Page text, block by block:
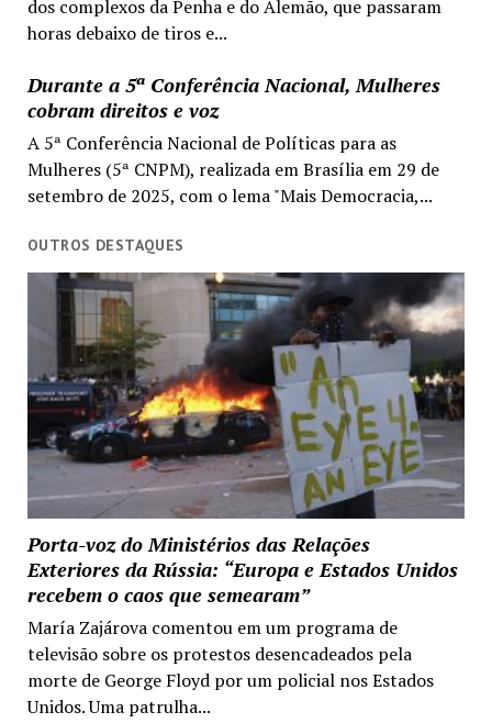
dos complexos da Penha e do Alemão, que passaram
horas debaixo de tiros e...
Durante a 5ª Conferência Nacional, Mulheres
cobram direitos e voz
A 5ª Conferência Nacional de Políticas para as
Mulheres (5ª CNPM), realizada em Brasília em 29 de
setembro de 2025, com o lema "Mais Democracia,...
OUTROS DESTAQUES
Porta-voz do Ministérios das Relações
Exteriores da Rússia: “Europa e Estados Unidos
recebem o caos que semearam”
María Zajárova comentou em um programa de
televisão sobre os protestos desencadeados pela
morte de George Floyd por um policial nos Estados
Unidos. Uma patrulha...